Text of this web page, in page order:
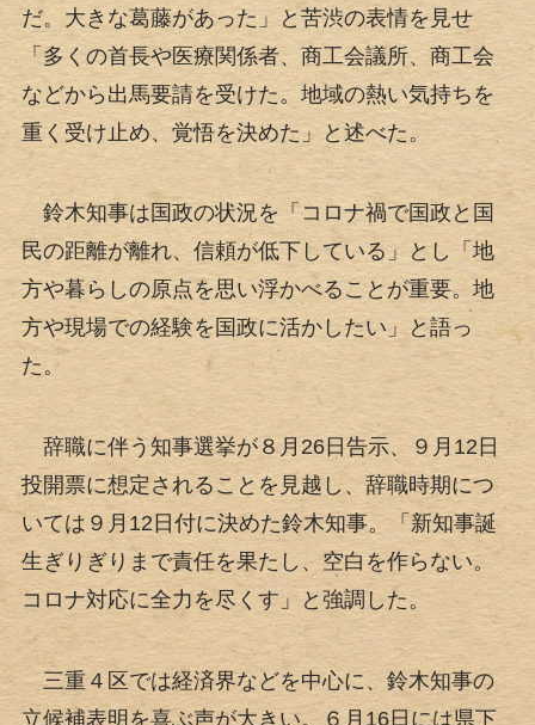
だ。大きな葛藤があった」と苦渋の表情を見せ
「多くの首長や医療関係者、商工会議所、商工会
などから出馬要請を受けた。地域の熱い気持ちを
重く受け止め、覚悟を決めた」と述べた。
鈴木知事は国政の状況を「コロナ禍で国政と国
民の距離が離れ、信頼が低下している」とし「地
方や暮らしの原点を思い浮かべることが重要。地
方や現場での経験を国政に活かしたい」と語っ
た。
辞職に伴う知事選挙が８月26日告示、９月12日
投開票に想定されることを見越し、辞職時期につ
いては９月12日付に決めた鈴木知事。「新知事誕
生ぎりぎりまで責任を果たし、空白を作らない。
コロナ対応に全力を尽くす」と強調した。
三重４区では経済界などを中心に、鈴木知事の
立候補表明を喜ぶ声が大きい。６月16日には県下